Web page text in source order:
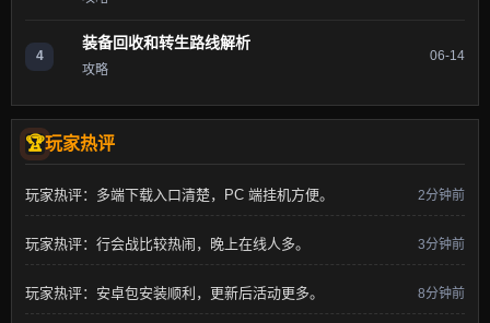
4
装备回收和转生路线解析
攻略
06-14
玩家热评
玩家热评：多端下载入口清楚，PC 端挂机方便。 2分钟前
玩家热评：行会战比较热闹，晚上在线人多。 3分钟前
玩家热评：安卓包安装顺利，更新后活动更多。 8分钟前